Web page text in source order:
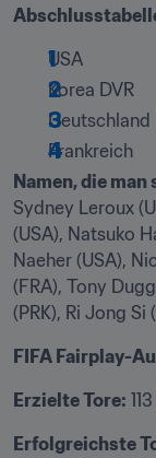
USA
Korea DVR
Deutschland
Frankreich
Namen, die
Sydney Leroux
(USA), Natsuko
Naeher (USA),
(FRA), Tony
(PRK), Ri Jong Si
FIFA Fairplay-
Erzielte Tore: 113
Erfolgreichste